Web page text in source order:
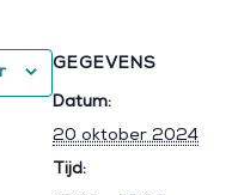
GEGEVENS
Datum:
20 oktober 2024
Tijd: